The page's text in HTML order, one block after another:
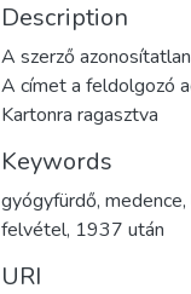
Description
A szerző azonosítatlan
A címet a feldolgozó
Kartonra ragasztva
Keywords
gyógyfürdő, medence,
felvétel, 1937 után
URI